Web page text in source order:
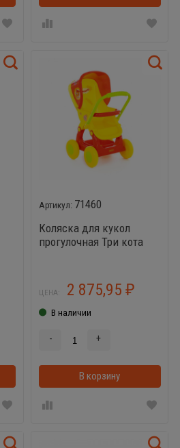
В корзинке
71460
Коляска для кукол
прогулочная Три кота
ЦЕНА: 2 875,95₽
В наличии
- +
В корзину